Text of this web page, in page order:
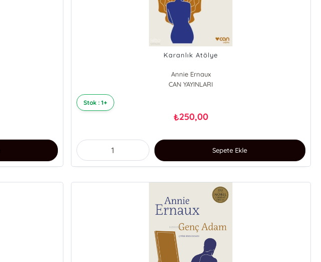
Karanlık Atölye
Annie Ernaux
CAN YAYINLARI
Stok : 1+
₺250,00
Sepete Ekle